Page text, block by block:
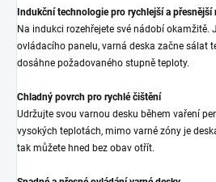
Indukční technologie pro rychlejší a
Na indukci rozehřejete své nádobí okamžitě.
ovládacího panelu, varná deska začne sálat
dosáhne požadovaného stupně teploty.
Chladný povrch pro rychlé čištění
Udržujte svou varnou desku během vaření
vysokých teplotách, mimo varné zóny je
tak můžete hned bez obav otřít.